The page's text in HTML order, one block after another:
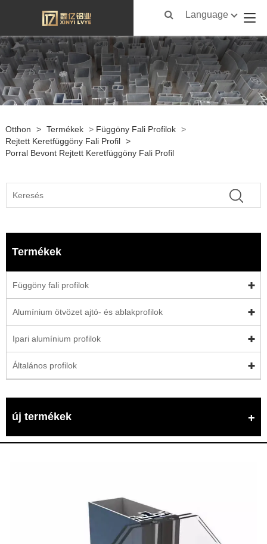
Language
Otthon > Termékek > Függöny Fali Profilok >
Rejtett Keretfüggöny Fali Profil >
Porral Bevont Rejtett Keretfüggöny Fali Profil
Termékek
Függöny fali profilok
Alumínium ötvözet ajtó- és ablakprofilok
Ipari alumínium profilok
Általános profilok
új termékek